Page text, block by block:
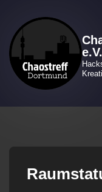
Inhalt
e.V.